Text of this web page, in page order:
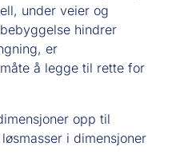
under veier og
hindrer
er
å legge til rette for
opp til
i dimensjoner